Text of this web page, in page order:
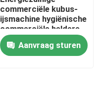
commerciële kubus-
ijsmachine hygiënische
commerciële heldere
ijsmaker
Aanvraag sturen